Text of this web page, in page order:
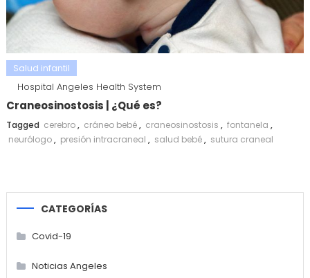
Salud infantil
Hospital Angeles Health System
Craneosinostosis | ¿Qué es?
Tagged cerebro, cráneo bebé, craneosinostosis , fontanela ,
neurólogo, presión intracraneal , salud bebé, sutura craneal
CATEGORÍAS
Covid-19
Noticias Angeles